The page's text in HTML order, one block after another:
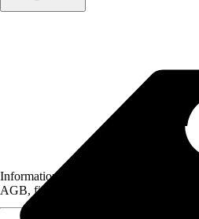
Informationen des Verkäufers, wie z.
AGB, finden Sie bei Klick auf den